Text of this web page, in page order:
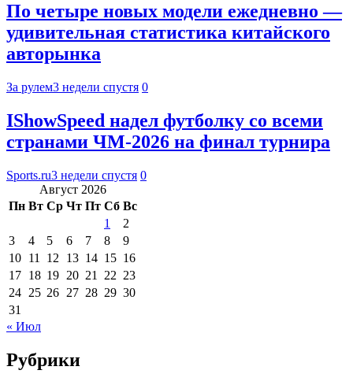
По четыре новых модели ежедневно —
удивительная статистика китайского
авторынка
За рулем3 недели спустя 0
IShowSpeed надел футболку со всеми
странами ЧМ-2026 на финал турнира
Sports.ru3 недели спустя 0
Август 2026
Пн Вт Ср Чт Пт Сб Вс
1
2
3
4 5 6 7 8
9
10 11 12 13 14 15 16
17 18 19 20 21 22 23
24 25 26 27 28 29 30
31
« Июл
Рубрики